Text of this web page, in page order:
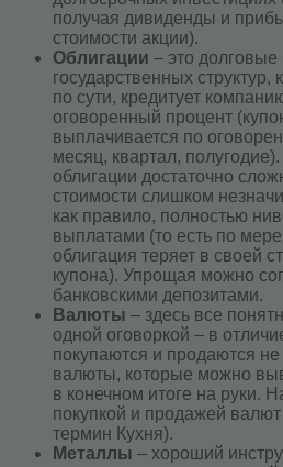
получая дивиденды и
стоимости акции).
Облигации – это
государственных структур,
по сути, кредитует
оговоренный процент
выплачивается по
месяц, квартал,
облигации достаточно
стоимости слишком
как правило, полностью
выплатами (то есть по
облигация теряет в своей
купона). Упрощая можно
банковскими депозитами.
Валюты – здесь все
одной оговоркой – в
покупаются и продаются
валюты, которые можно
в конечном итоге на руки.
покупкой и продажей
термин Кухня).
Металлы – хороший